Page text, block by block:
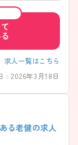
人一覧はこちら
: 2026年3月18日
る老健の求人